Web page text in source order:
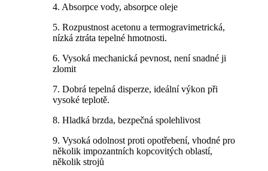
4. Absorpce vody, absorpce oleje
5. Rozpustnost acetonu a termogravimetrická,
nízká ztráta tepelné hmotnosti.
6. Vysoká mechanická pevnost, není snadné ji
zlomit
7. Dobrá tepelná disperze, ideální výkon při
vysoké teplotě.
8. Hladká brzda, bezpečná spolehlivost
9. Vysoká odolnost proti opotřebení, vhodné pro
několik impozantních kopcovitých oblastí,
několik strojů